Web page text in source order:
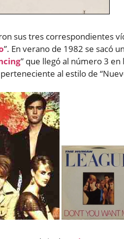
sus tres correspondientes
”. En verano de 1982 se sacó
” que llegó al número 3
al estilo de